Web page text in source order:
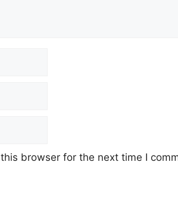
browser for the next time I